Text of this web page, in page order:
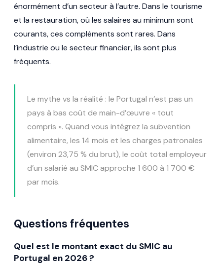
énormément d’un secteur à l’autre. Dans le tourisme
et la restauration, où les salaires au minimum sont
courants, ces compléments sont rares. Dans
l’industrie ou le secteur financier, ils sont plus
fréquents.
Le mythe vs la réalité : le Portugal n’est pas un
pays à bas coût de main-d’œuvre « tout
compris ». Quand vous intégrez la subvention
alimentaire, les 14 mois et les charges patronales
(environ 23,75 % du brut), le coût total employeur
d’un salarié au SMIC approche 1 600 à 1 700 €
par mois.
Questions fréquentes
Quel est le montant exact du SMIC au
Portugal en 2026 ?